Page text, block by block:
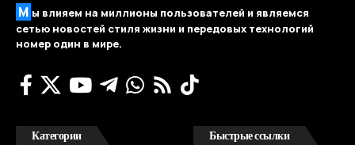
М ы влияем на миллионы пользователей и являемся
сетью новостей стиля жизни и передовых технологий
номер один в мире.
Категории Быстрые ссылки